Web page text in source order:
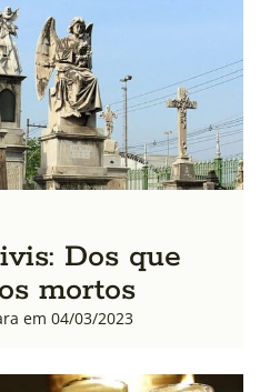
Dos que
mortos
em 04/03/2023